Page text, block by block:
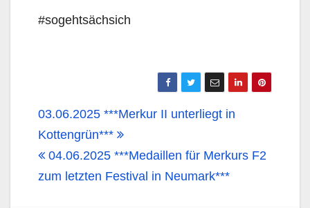
#sogehtsächsich
03.06.2025 ***Merkur II unterliegt in
Kottengrün***
04.06.2025 ***Medaillen für Merkurs F2
zum letzten Festival in Neumark***